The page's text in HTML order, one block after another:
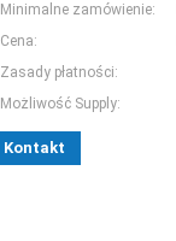
Minimalne zamówienie:
Cena:
Zasady płatności:
Możliwość Supply:
Kontakt